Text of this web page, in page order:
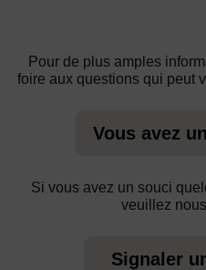
Pour de plus amples
foire aux questions qui peut
Vous avez
Si vous avez un souci
veuillez
Signaler